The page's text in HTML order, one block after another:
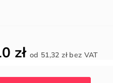
zł od 51,32 złbez VAT